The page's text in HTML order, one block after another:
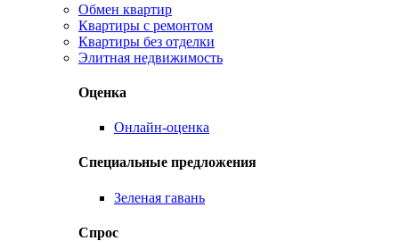
Обмен квартир
Квартиры с ремонтом
Квартиры без отделки
Элитная недвижимость
Оценка
Онлайн-оценка
Специальные предложения
Зеленая гавань
Спрос